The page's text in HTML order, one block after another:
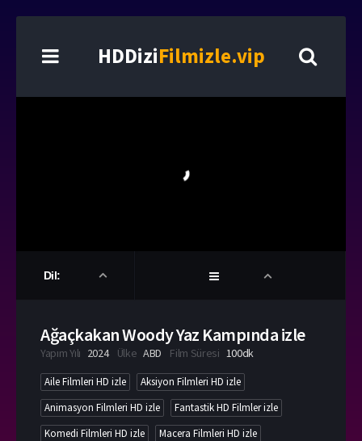
HDDiziFilmizle.vip
Dil:
Ağaçkakan Woody Yaz Kampında izle
Yapım Yılı 2024 Ülke ABD Film Süresi 100dk
Aile Filmleri HD izle
Aksiyon Filmleri HD izle
Animasyon Filmleri HD izle
Fantastik HD Filmler izle
Komedi Filmleri HD izle
Macera Filmleri HD izle